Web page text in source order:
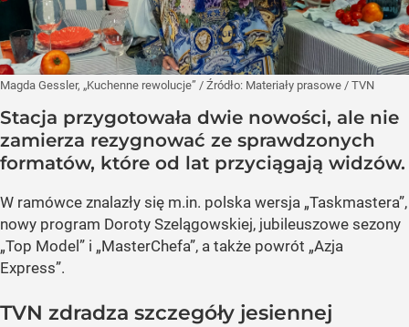
Magda Gessler, „Kuchenne rewolucje” / Źródło: Materiały prasowe / TVN
Stacja przygotowała dwie nowości, ale nie
zamierza rezygnować ze sprawdzonych
formatów, które od lat przyciągają widzów.
W ramówce znalazły się m.in. polska wersja „Taskmastera”,
nowy program Doroty Szelągowskiej, jubileuszowe sezony
„Top Model” i „MasterChefa”, a także powrót „Azja
Express”.
TVN zdradza szczegóły jesiennej